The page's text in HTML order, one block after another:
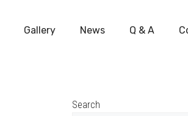
Gallery News Q & A
Search